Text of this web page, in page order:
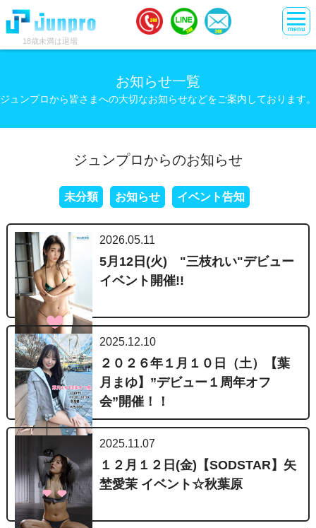
18歳未満は退場
menu
お知らせ一覧
ジュンプロから皆さまへの大切なお知らせなどをご案内しております。
ジュンプロからのお知らせ
未分類 お知らせ イベント告知
2026.05.11
5月12日(火) "三枝れい"デビュー
イベント開催!!
2025.12.10
２０２６年１月１０日（土）【葉
月まゆ】”デビュー１周年オフ
会”開催！！
2025.11.07
１２月１２日(金)【SODSTAR】矢
埜愛茉 イベント☆秋葉原